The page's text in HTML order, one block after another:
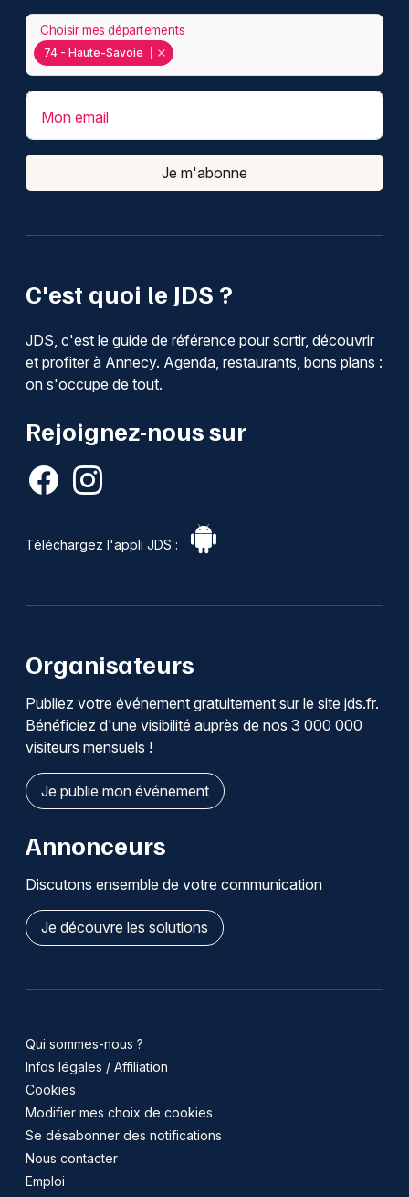
C'est quoi le JDS ?
JDS, c'est le guide de référence pour sortir, découvrir
et profiter à Annecy. Agenda, restaurants, bons plans :
on s'occupe de tout.
Rejoignez-nous sur
Téléchargez l'appli JDS :
74 - Haute-Savoie
Choisir mes départements
Mon email
Je m'abonne
Organisateurs
Publiez votre événement gratuitement sur le site jds.fr.
Bénéficiez d'une visibilité auprès de nos 3 000 000
visiteurs mensuels !
Je publie mon événement
Annonceurs
Discutons ensemble de votre communication
Je découvre les solutions
Qui sommes-nous ?
Infos légales / Affiliation
Cookies
Modifier mes choix de cookies
Se désabonner des notifications
Nous contacter
Emploi